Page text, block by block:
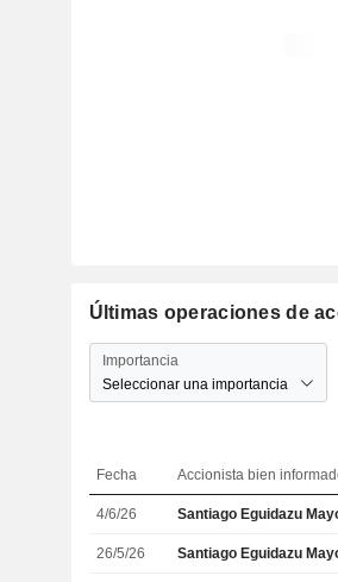
Últimas operaciones de
Importancia
Seleccionar una importancia
Fecha Accionista bien
4/6/26 Santiago Eguidazu
26/5/26 Santiago Eguidazu